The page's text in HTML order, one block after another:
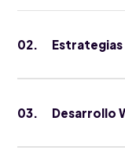
02. Estrategias
03. Desarrollo